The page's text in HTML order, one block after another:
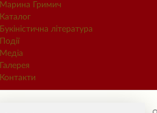
Марина Гримич
Каталог
Букіністична література
Події
Медіа
Галерея
Контакти